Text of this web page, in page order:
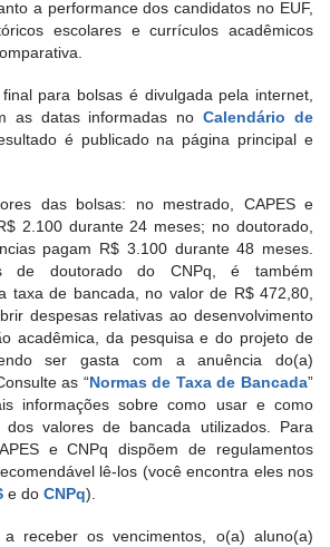
a performance dos candidatos no EUF,
escolares e currículos acadêmicos
para bolsas é divulgada pela internet,
as datas informadas noCalendário de
é publicado na página principal e
das bolsas: no mestrado, CAPES e
2.100 durante 24 meses; no doutorado,
pagam R$ 3.100 durante 48 meses.
de doutorado do CNPq, é também
taxa de bancada, no valor de R$ 472,80,
despesas relativas ao desenvolvimento
acadêmica, da pesquisa e do projeto de
ser gasta com a anuência do(a)
as “Normas de Taxa de Bancada”
informações sobre como usar e como
dos valores de bancada utilizados. Para
e CNPq dispõem de regulamentos
lê-los (você encontra eles nos
e do CNPq).
a receber os vencimentos, o(a) aluno(a)